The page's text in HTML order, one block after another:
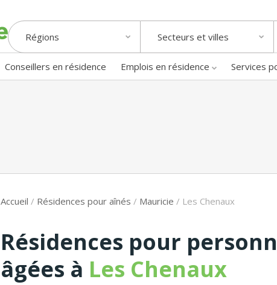
Régions Secteurs et villes
Conseillers en résidence Emplois en résidence Services
Accueil / Résidences pour aînés / Mauricie / Les Chenaux
Résidences pour
âgées à Les Chenaux